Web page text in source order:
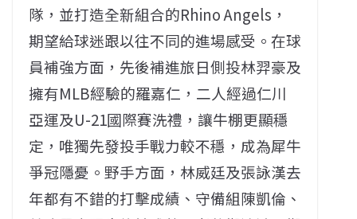
隊，並打造全新組合的Rhino Angels，
期望給球迷跟以往不同的進場感受。在球
員補強方面，先後補進旅日側投林羿豪及
擁有MLB經驗的羅嘉仁，二人經過仁川
亞運及U-21國際賽洗禮，讓牛棚更顯穩
定，唯獨先發投手戰力較不穩，成為犀牛
爭冠隱憂。野手方面，林威廷及張詠漢去
年都有不錯的打擊成績、守備組陳凱倫、